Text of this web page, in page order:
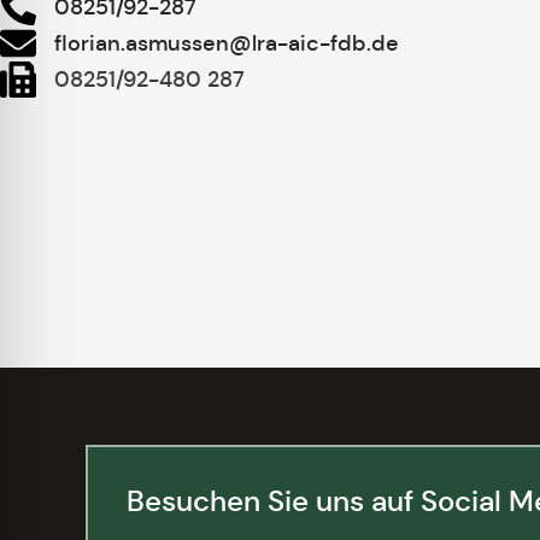
08251/92-287
florian.asmussen@lra-aic-fdb.de
08251/92-480 287
Besuchen Sie uns auf Social